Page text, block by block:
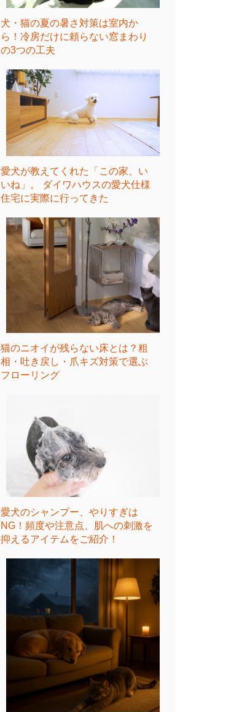
犬・猫の夏の暑さ対策は室内か
ら！冷房だけに頼らない窓まわり
の3つの工夫
愛犬が教えてくれた「この家、い
いね」。 ダイワハウスの愛犬仕様
住宅に実際に行ってきた
猫のニオイが残らない床とは？粗
相・吐き戻し・爪キズ対策で選ぶ
フローリング
愛犬のシャンプー、やりすぎは
NG！頻度や注意点、肌への刺激を
抑えるアイテムをご紹介！